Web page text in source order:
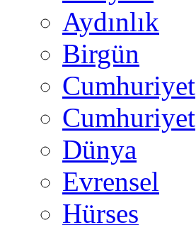
Aydınlık
Birgün
Cumhuriyet
Cumhuriyet
Dünya
Evrensel
Hürses